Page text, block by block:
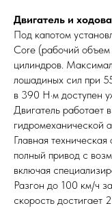
Двигатель и
Под капотом
Core (рабочий
цилиндров.
лошадиных сил при
в 390 Н·м доступен
Двигатель работает
гидромеханической
Главная
полный привод с
включая
Разгон до 100 км/ч
скорость достигает